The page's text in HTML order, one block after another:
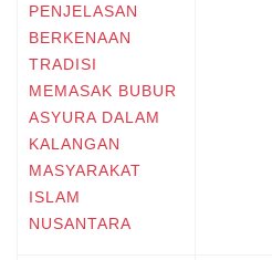
PENJELASAN
BERKENAAN
TRADISI
MEMASAK BUBUR
ASYURA DALAM
KALANGAN
MASYARAKAT
ISLAM
NUSANTARA